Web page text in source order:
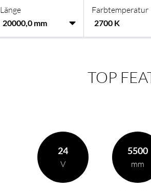
Länge Farbtemperatur
TOP
24
V
5500
mm